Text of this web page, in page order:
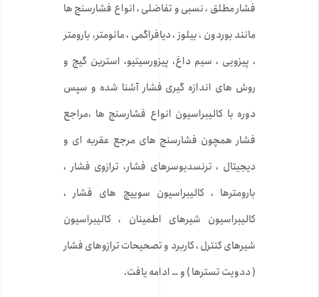
فشار مطلق ، نسبی و تفاضلی ، انواع فشارسنج ها
مانند بوردون ، بیلوز ، دیافراگمی ، مانومتر، بارومتر
، پیزویی ، سیم داغ، پیزورسیتیو، استرین گیج و
روش های اندازه گیری فشار آشنا شده و سپس
دوره با کالیبراسیون انواع فشارسنج ها ،مراجع
فشار همچون فشارسنج های مرجع عقربه ای و
دیجیتال ، ترنسدیوسرهای فشار، ترازوی فشار ،
بارومترها ، کالیبراسیون سوییچ های فشار ،
کالیبراسیون شیرهای اطمینان ، کالیبراسیون
شیرهای کنترل ، کاربرد و تصحیحات ترازوهای فشار
( ددویت تسترها ) و … ادامه یافت.